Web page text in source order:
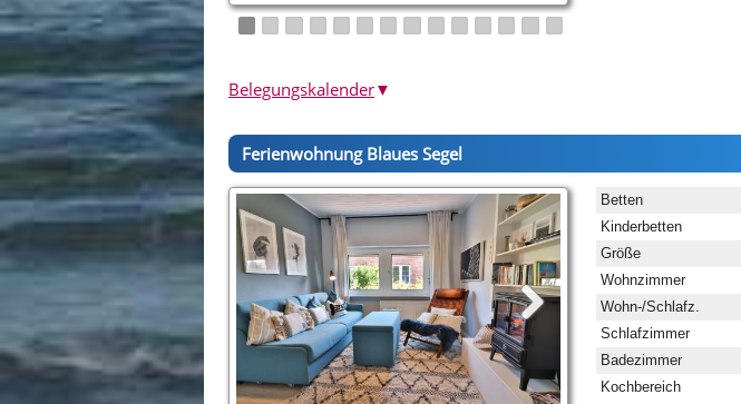
Belegungskalender▼
Ferienwohnung Blaues Segel
Betten
Kinderbetten
Größe
Wohnzimmer
Wohn-/Schlafz.
Schlafzimmer
Badezimmer
Kochbereich